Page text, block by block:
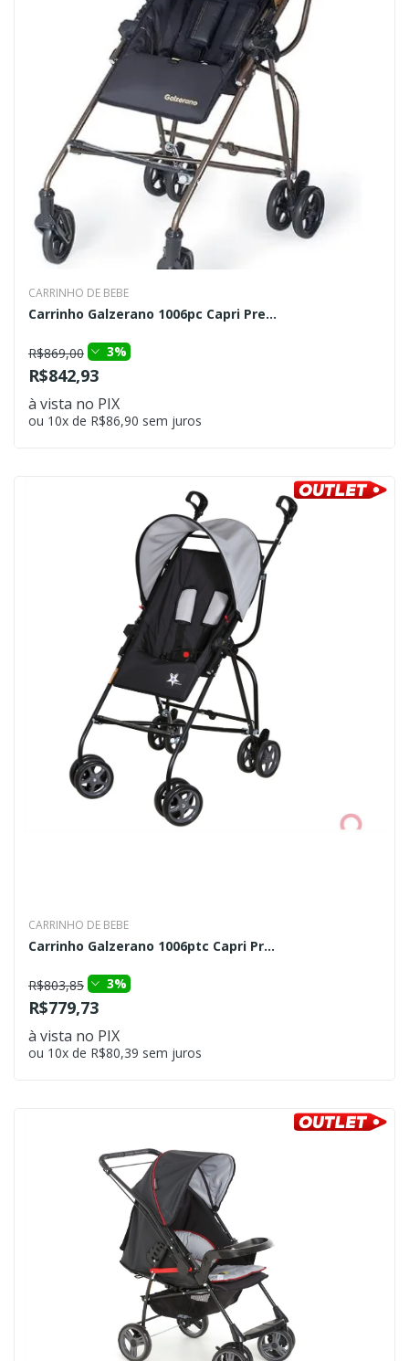
CARRINHO DE BEBE
Carrinho Galzerano 1006pc Capri Pre...
R$869,00 3%
R$842,93
à vista no PIX
ou 10x de R$86,90 sem juros
CARRINHO DE BEBE
Carrinho Galzerano 1006ptc Capri Pr...
R$803,85 3%
R$779,73
à vista no PIX
ou 10x de R$80,39 sem juros